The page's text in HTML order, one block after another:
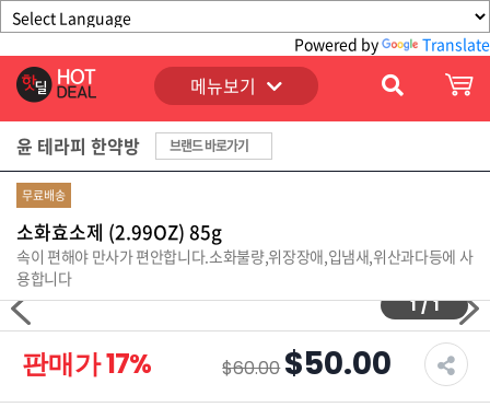
Powered by Translate
메뉴보기
윤 테라피 한약방 브랜드 바로가기
무료배송
소화효소제 (2.99OZ) 85g
속이 편해야 만사가 편안합니다.소화불량,위장장애,입냄새,위산과다등에 사
용합니다
1 / 1
판매가17% $60.00 $50.00